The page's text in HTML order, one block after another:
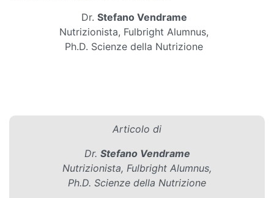
Dr. Stefano Vendrame
Nutrizionista, Fulbright Alumnus,
Ph.D. Scienze della Nutrizione
Articolo di
Dr. Stefano Vendrame
Nutrizionista, Fulbright Alumnus,
Ph.D. Scienze della Nutrizione